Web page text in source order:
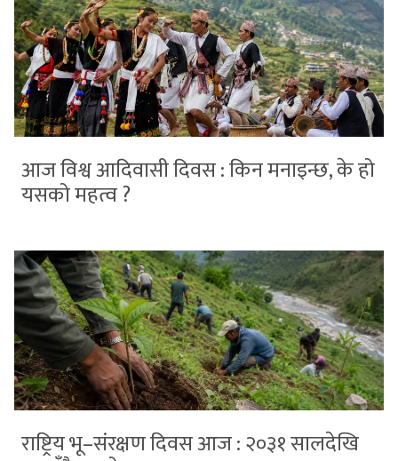
आज विश्व आदिवासी दिवस : किन मनाइन्छ, के हो
यसको महत्व ?
राष्ट्रिय भू–संरक्षण दिवस आज : २०३१ सालदेखि